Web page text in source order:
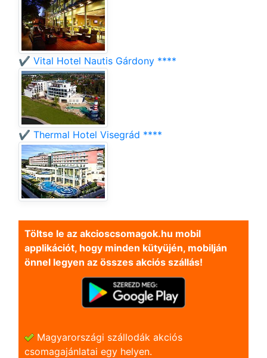
✔️ Vital Hotel Nautis Gárdony ****
✔️ Thermal Hotel Visegrád ****
Töltse le az akcioscsomagok.hu mobil
applikációt, hogy minden kütyüjén, mobilján
önnel legyen az összes akciós szállás!
Magyarországi szállodák akciós
csomagajánlatai egy helyen.